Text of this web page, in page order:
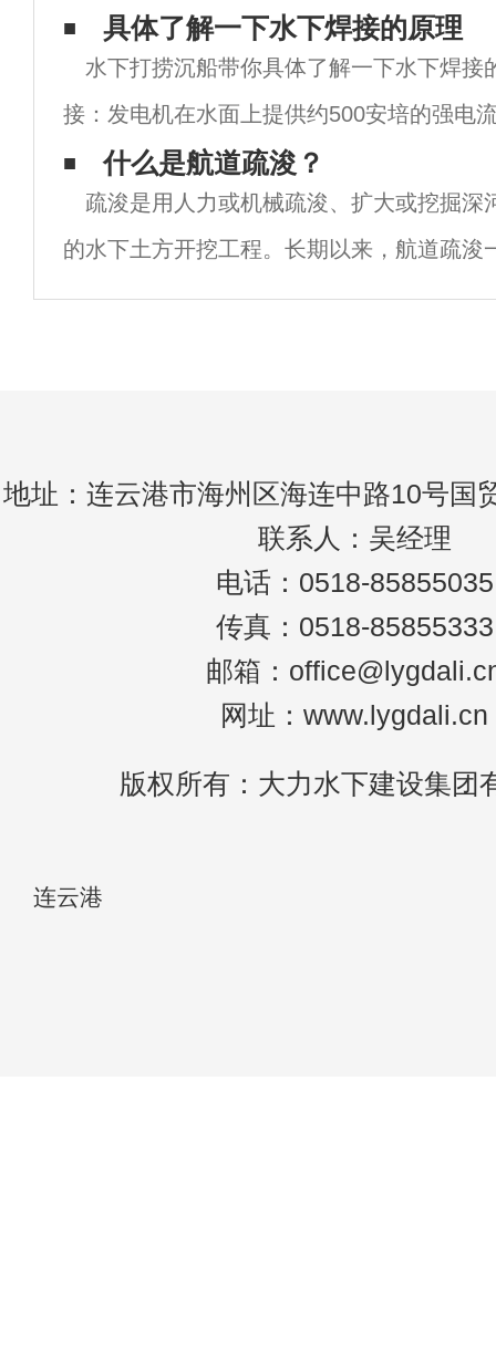
操作。（2）水下切割前，确定切割对象的
征，确定工作对象中是否有易燃物、爆炸性
具体了解一下水下焊接的原理
水下打捞沉船带你具体了解一下水下焊接
接：发电机在水面上提供约500安培的强电
缆送至潜水焊接处。为防止泄漏，电極上涂
然而，这种方法的缺点是水迅速冷却焊接金
什么是航道疏浚？
疏浚是用人力或机械疏浚、扩大或挖掘深
的水下土方开挖工程。长期以来，航道疏浚
口建设的重要措施。航道疏浚是利用挖泥船
地址：连云港市海州区海连中路10号国
联系人：吴经理
电话：0518-85855035
传真：0518-85855333
邮箱：
网址：www.lygdali.cn
版权所有：大力水下建设集团
连云港